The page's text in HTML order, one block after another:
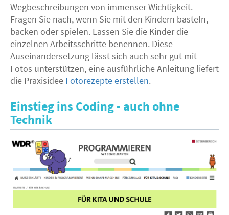
Wegbeschreibungen von immenser Wichtigkeit.
Fragen Sie nach, wenn Sie mit den Kindern basteln,
backen oder spielen. Lassen Sie die Kinder die
einzelnen Arbeitsschritte benennen. Diese
Auseinandersetzung lässt sich auch sehr gut mit
Fotos unterstützen, eine ausführliche Anleitung liefert
die Praxisidee Fotorezepte erstellen.
Einstieg ins Coding - auch ohne
Technik